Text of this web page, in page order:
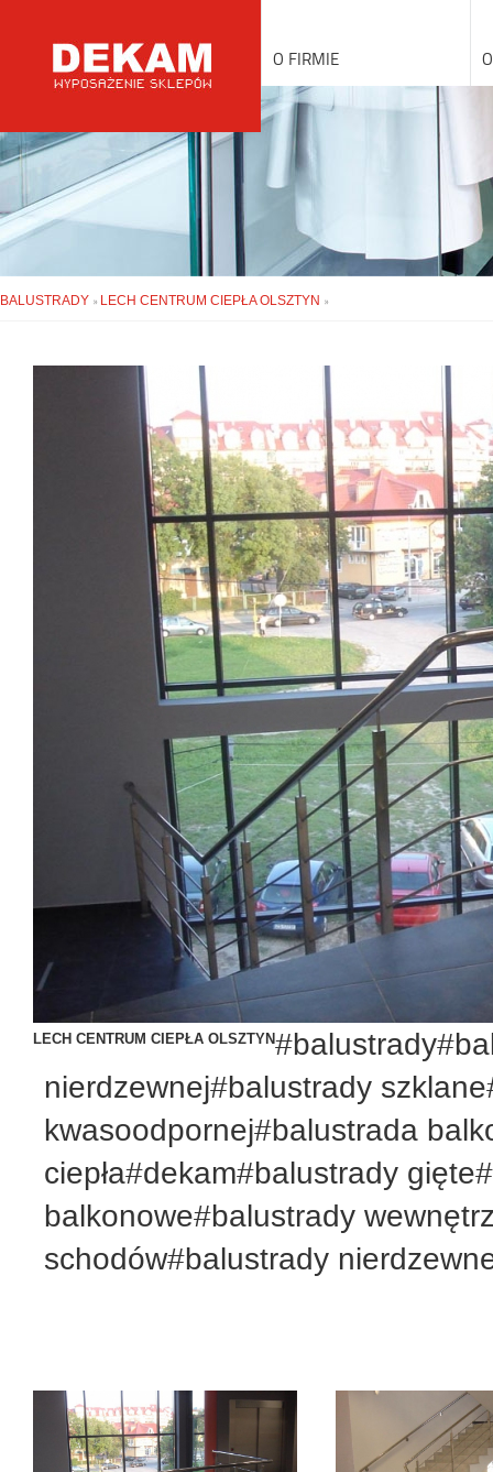
O FIRMIE
BALUSTRADY » LECH CENTRUM CIEPŁA OLSZTYN »
LECH CENTRUM CIEPŁA OLSZTYN
nierdzewnej#balustrady
kwasoodpornej#balustrada
ciepła#dekam#balustrady
balkonowe#balustrady
schodów#balustrady